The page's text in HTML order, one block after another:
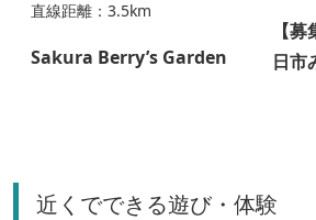
直線距離：3.5km
Sakura Berry’s Garden
【
日市
近くでできる遊び・体験